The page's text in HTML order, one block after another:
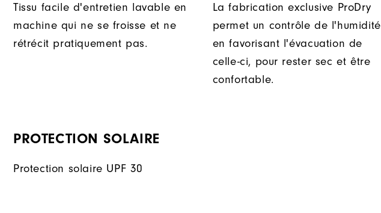
Tissu facile d'entretien lavable en
machine qui ne se froisse et ne
rétrécit pratiquement pas.
La fabrication exclusive ProDry
permet un contrôle de l'humidité
en favorisant l'évacuation de
celle-ci, pour rester sec et être
confortable.
PROTECTION SOLAIRE
Protection solaire UPF 30